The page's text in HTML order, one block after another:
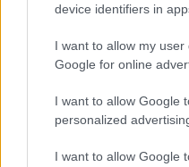
device identifiers in
I want to allow my
Google for online
I want to allow Google
personalized
I want to allow Google
ελάχιστες
αποκλιμάκωσης. Τα
τέλος του πολέμου
Ιράν, μια μονομερή
ΗΠΑ ή μια συμφωνία
διμερή.